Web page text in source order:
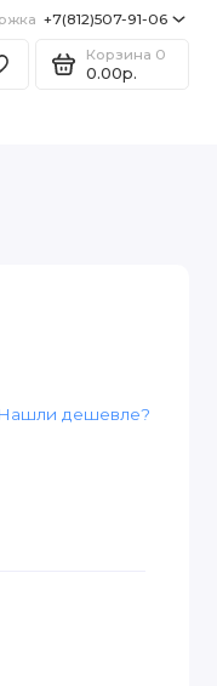
+7(812)507-91-06
Корзина 0
0.00р.
Нашли дешевле?